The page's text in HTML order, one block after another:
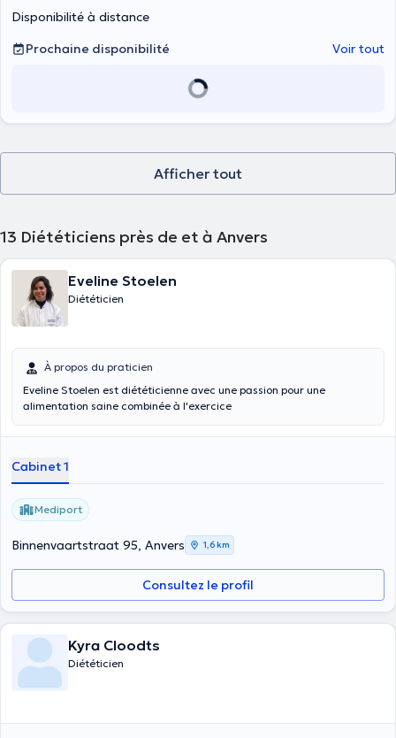
Disponibilité à distance
Prochaine disponibilité
Voir tout
Afficher tout
13 Diététiciens près de et à Anvers
Eveline Stoelen
Diététicien
À propos du praticien
Eveline Stoelen est diététicienne avec une passion pour une
alimentation saine combinée à l'exercice
Cabinet 1
Mediport
Binnenvaartstraat 95, Anvers 1,6 km
Consultez le profil
Kyra Cloodts
Diététicien